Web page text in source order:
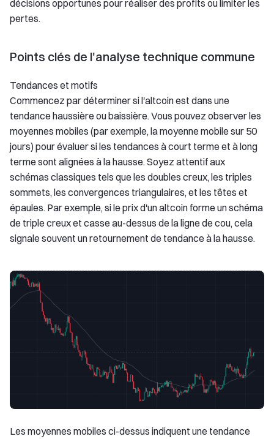
décisions opportunes pour réaliser des profits ou limiter les
pertes.
Points clés de l'analyse technique commune
Tendances et motifs
Commencez par déterminer si l'altcoin est dans une
tendance haussière ou baissière. Vous pouvez observer les
moyennes mobiles (par exemple, la moyenne mobile sur 50
jours) pour évaluer si les tendances à court terme et à long
terme sont alignées à la hausse. Soyez attentif aux
schémas classiques tels que les doubles creux, les triples
sommets, les convergences triangulaires, et les têtes et
épaules. Par exemple, si le prix d'un altcoin forme un schéma
de triple creux et casse au-dessus de la ligne de cou, cela
signale souvent un retournement de tendance à la hausse.
Les moyennes mobiles ci-dessus indiquent une tendance